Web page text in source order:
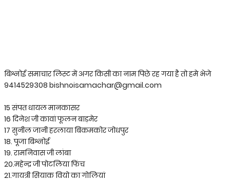
बिश्नोई समाचार लिस्ट में अगर किसी का नाम पिछे रह गया है तो हमे भेजे
9414529308 bishnoisamachar@gmail.com
15 संपत धायल मानकासर
16 दिनेश जी कावां फूलन बाड़मेर
17 सुनील जानी हरलाया बिकमकोर जोधपुर
18. पूजा बिश्नोई
19. रामनिवास जी लांबा
20.महेन्द्र जी पोटलिया फिंच
21.गायत्री सियाक वियो का गोलियां